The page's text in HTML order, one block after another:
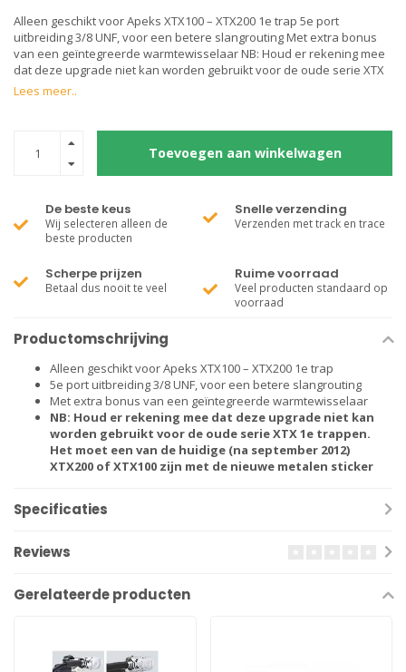
Alleen geschikt voor Apeks XTX100 – XTX200 1e trap 5e port
uitbreiding 3/8 UNF, voor een betere slangrouting Met extra bonus
van een geïntegreerde warmtewisselaar NB: Houd er rekening mee
dat deze upgrade niet kan worden gebruikt voor de oude serie XTX
Lees meer..
Toevoegen aan winkelwagen
De beste keus
Wij selecteren alleen de
beste producten
Snelle verzending
Verzenden met track en trace
Scherpe prijzen
Betaal dus nooit te veel
Ruime voorraad
Veel producten standaard op
voorraad
Productomschrijving
Alleen geschikt voor Apeks XTX100 – XTX200 1e trap
5e port uitbreiding 3/8 UNF, voor een betere slangrouting
Met extra bonus van een geïntegreerde warmtewisselaar
NB: Houd er rekening mee dat deze upgrade niet kan
worden gebruikt voor de oude serie XTX 1e trappen.
Het moet een van de huidige (na september 2012)
XTX200 of XTX100 zijn met de nieuwe metalen sticker
Specificaties
Reviews
Gerelateerde producten